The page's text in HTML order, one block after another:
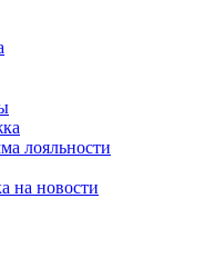
лояльности
на новости